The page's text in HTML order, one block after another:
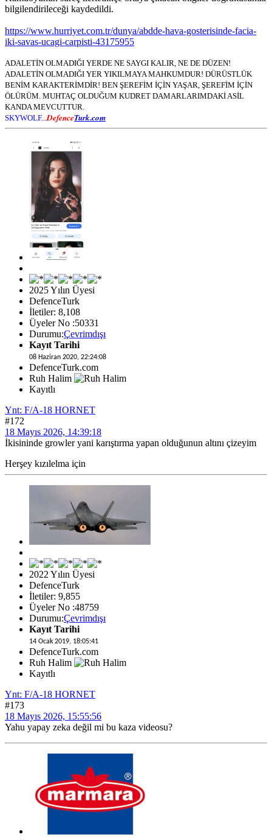
bilgilendirileceği kaydedildi.
https://www.hurriyet.com.tr/dunya/abdde-hava-gosterisinde-facia-
iki-savas-ucagi-carpisti-43175955
ADALETİN OLMADIĞI YERDE NE SAYGI KALIR, NE DE DÜZEN!
ADALETİN OLMADIĞI YER YIKILMAYA MAHKUMDUR! DÜRÜSTLÜK
BENİM KARAKTERİMDİR! BEN ŞEREFİM İÇİN YAŞAR, ŞEREFİM İÇİN
ÖLÜRÜM. MUHTAÇ OLDUĞUM KUDRET DAMARLARIMDAKİ ASİL
KANDA MEVCUTTUR.
SKYWOLF... DefenceTurk.com
2025 Yılın Üyesi
DefenceTurk
İletiler: 8,108
Üyeler No :50331
Durumu:Çevrimdışı
Kayıt Tarihi
08 Haziran 2020, 22:24:08
DefenceTurk.com
Ruh Halim
Kayıtlı
Ynt: F/A-18 HORNET
#172
18 Mayıs 2026, 14:39:18
İkisininde growler yani karıştırma yapan olduğunun altını çizeyim
Herşey kızılelma için
2022 Yılın Üyesi
DefenceTurk
İletiler: 9,855
Üyeler No :48759
Durumu:Çevrimdışı
Kayıt Tarihi
14 Ocak 2019, 18:05:41
DefenceTurk.com
Ruh Halim
Kayıtlı
Ynt: F/A-18 HORNET
#173
18 Mayıs 2026, 15:55:56
Yahu yapay zeka değil mi bu kaza videosu?